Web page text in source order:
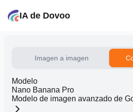
IA de Dovoo
Imagen a imagen
Modelo
Nano Banana Pro
Modelo de imagen avanzado de